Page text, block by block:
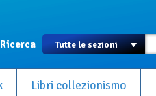
Ricerca
Libri collezionismo